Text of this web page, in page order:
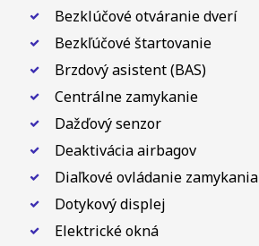
Bezklúčové otváranie dverí
Bezkľúčové štartovanie
Brzdový asistent (BAS)
Centrálne zamykanie
Dažďový senzor
Deaktivácia airbagov
Diaľkové ovládanie zamykania
Dotykový displej
Elektrické okná